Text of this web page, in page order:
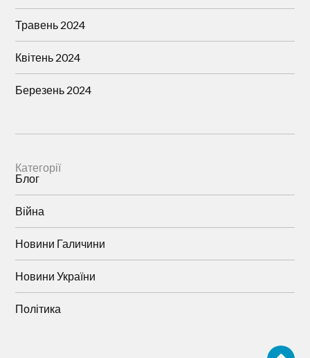
Травень 2024
Квітень 2024
Березень 2024
Категорії
Блог
Війна
Новини Галичини
Новини України
Політика